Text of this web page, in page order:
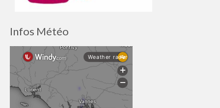
Infos Météo